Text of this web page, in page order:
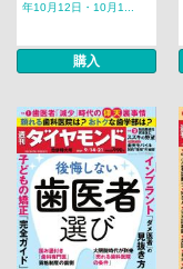
年10月12日・10月1...
購入